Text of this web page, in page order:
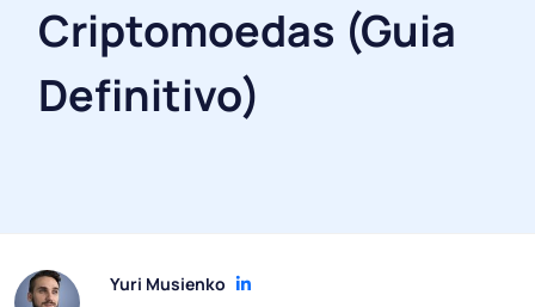
Criptomoedas (Guia
Definitivo)
Yuri Musienko